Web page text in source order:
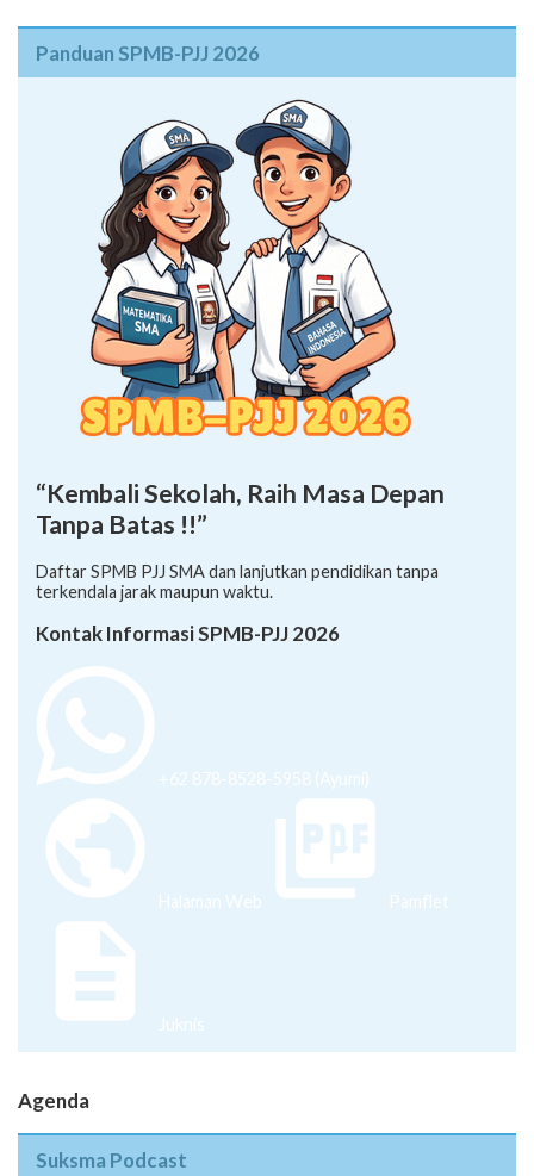
Panduan SPMB-PJJ 2026
“Kembali Sekolah, Raih Masa Depan
Tanpa Batas !!”
Daftar SPMB PJJ SMA dan lanjutkan pendidikan tanpa
terkendala jarak maupun waktu.
Kontak Informasi SPMB-PJJ 2026
+62 878-8528-5958 (Ayumi)
Halaman Web Pamflet
Juknis
Agenda
Suksma Podcast